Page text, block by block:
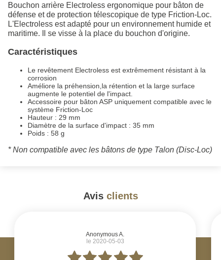
Bouchon arrière Electroless ergonomique pour bâton de
défense et de protection télescopique de type Friction-Loc.
L'Electroless est adapté pour un environnement humide et
maritime. Il se visse à la place du bouchon d'origine.
Caractéristiques
Le revêtement Electroless est extrêmement résistant à la
corrosion
Améliore la préhension,la rétention et la large surface
augmente le potentiel de l'impact.
Accessoire pour bâton ASP uniquement compatible avec le
système Friction-Loc
Hauteur : 29 mm
Diamètre de la surface d'impact : 35 mm
Poids : 58 g
* Non compatible avec les bâtons de type Talon (Disc-Loc)
Avis clients
Anonymous A.
le 2020-05-03